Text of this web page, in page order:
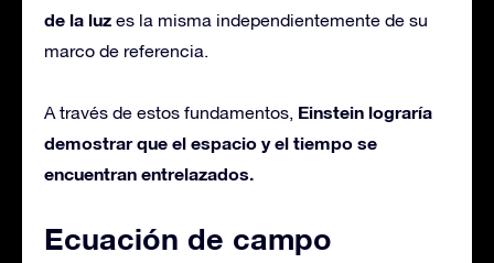
de la luz es la misma independientemente de su
marco de referencia.
A través de estos fundamentos, Einstein lograría
demostrar que el espacio y el tiempo se
encuentran entrelazados.
Ecuación de campo